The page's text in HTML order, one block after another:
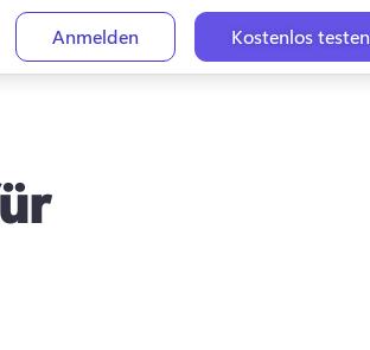
Anmelden
Kostenlos testen